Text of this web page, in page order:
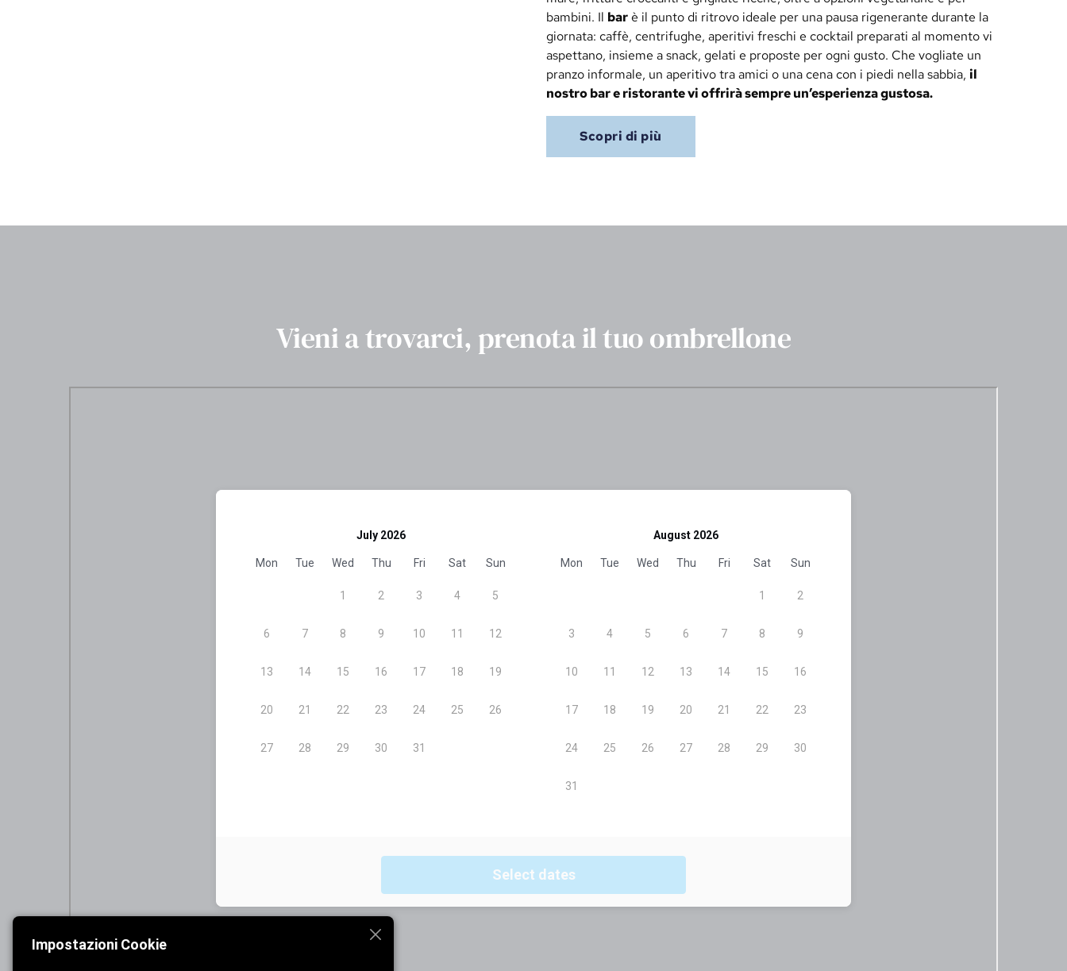
bambini. Il barè il punto di ritrovo ideale per una pausa rigenerante durante la
giornata: caffè, centrifughe, aperitivi freschi e cocktail preparati al momento vi
aspettano, insieme a snack, gelati e proposte per ogni gusto. Che vogliate un
pranzo informale, un aperitivo tra amici o una cena con i piedi nella sabbia, il
nostro bar e ristorante vi offrirà sempre un’esperienza gustosa.
Scopri di più
Vieni a trovarci, prenota il tuo ombrellone
Impostazioni Cookie